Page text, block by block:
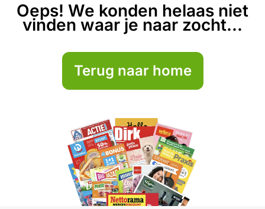
Oeps! We konden helaas niet
vinden waar je naar zocht...
Terug naar home